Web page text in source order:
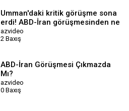
Umman'daki kritik görüşme sona
erdi! ABD-İran görüşmesinden ne
çıktı? | A Haber
azvideo
2 Baxış
ABD-İran Görüşmesi Çıkmazda
Mı?
azvideo
0 Baxış